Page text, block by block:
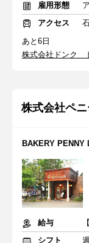
雇用形態
アクセス
あと6日
株式会社ドンク
株式会社ペ
BAKERY
給与
シフト